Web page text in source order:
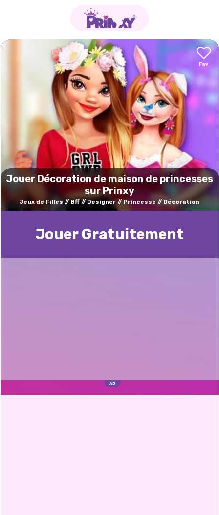
Jouer Décoration de maison de princesses
sur Prinxy
Jeux de Filles Bff Designer Princesse Décoration
Jouer Gratuitement